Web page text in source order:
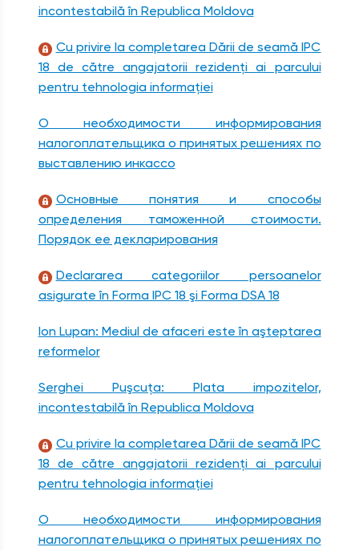
incontestabilă în Republica Moldova
Cu privire la completarea Dării de seamă IPC
18 de către angajatorii rezidenţi ai parcului
pentru tehnologia informaţiei
О необходимости информирования
налогоплательщика о принятых решениях по
выставлению инкассо
Основные понятия и способы
определения таможенной стоимости.
Порядок ее декларирования
Declararea categoriilor persoanelor
asigurate în Forma IPC 18 şi Forma DSA 18
Ion Lupan: Mediul de afaceri este în aşteptarea
reformelor
Serghei Puşcuţa: Plata impozitelor,
incontestabilă în Republica Moldova
Cu privire la completarea Dării de seamă IPC
18 de către angajatorii rezidenţi ai parcului
pentru tehnologia informaţiei
О необходимости информирования
налогоплательщика о принятых решениях по